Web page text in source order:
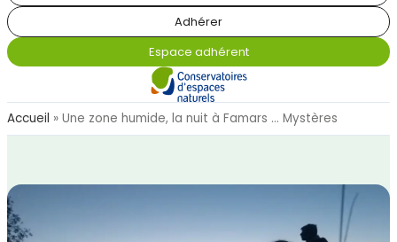
Adhérer
Espace adhérent
Accueil » Une zone humide, la nuit à Famars … Mystères